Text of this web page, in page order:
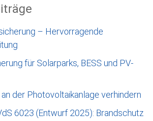
– Hervorragende
für Solarparks, BESS und PV-
der Photovoltaikanlage verhindern
6023 (Entwurf 2025): Brandschutz